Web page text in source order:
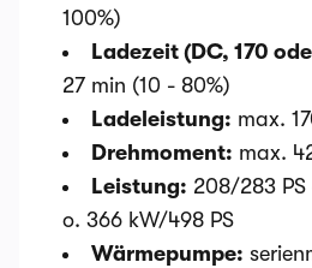
100%)
Ladezeit (DC, 170
27 min (10 - 80%)
Ladeleistung: max.
Drehmoment: max.
Leistung: 208/283
o. 366 kW/498 PS
Wärmepumpe: